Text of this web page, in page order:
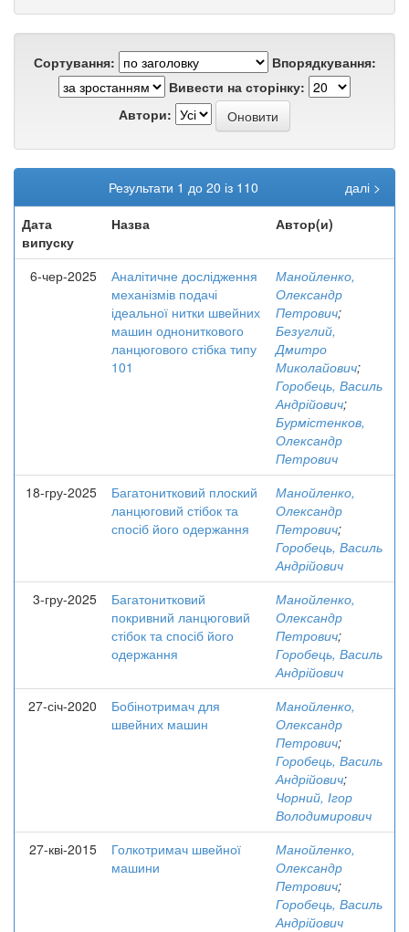
Сортування:
Впорядкування:
Вивести на сторінку:
Автори:
Результати 1 до 20 із 110
далі >
Дата
випуску
Назва Автор(и)
6-чер-2025
Аналітичне дослідження
механізмів подачі
ідеальної нитки швейних
машин однониткового
ланцюгового стібка типу
101
Манойленко,
Олександр
Петрович;
Безуглий,
Дмитро
Миколайович;
Горобець, Василь
Андрійович;
Бурмістенков,
Олександр
Петрович
18-гру-2025
Багатонитковий плоский
ланцюговий стібок та
спосіб його одержання
Манойленко,
Олександр
Петрович;
Горобець, Василь
Андрійович
3-гру-2025
Багатонитковий
покривний ланцюговий
стібок та спосіб його
одержання
Манойленко,
Олександр
Петрович;
Горобець, Василь
Андрійович
27-січ-2020
Бобінотримач для
швейних машин
Манойленко,
Олександр
Петрович;
Горобець, Василь
Андрійович;
Чорний, Ігор
Володимирович
27-кві-2015
Голкотримач швейної
машини
Манойленко,
Олександр
Петрович;
Горобець, Василь
Андрійович